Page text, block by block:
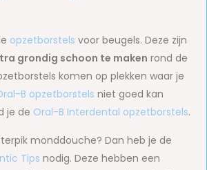
opzetborstels voor beugels. Deze zijn
grondig schoon te maken rond de
komen op plekken waar je
B opzetborstels niet goed kan
je de Oral-B Interdental opzetborstels.
monddouche? Dan heb je de
Tips nodig. Deze hebben een